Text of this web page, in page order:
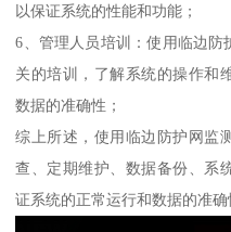
以保证系统的性能和功能；
6、管理人员培训：使用临边
关的培训，了解系统的操作和
数据的准确性；
综上所述，使用临边防护网监
查、定期维护、数据备份、系
证系统的正常运行和数据的准确